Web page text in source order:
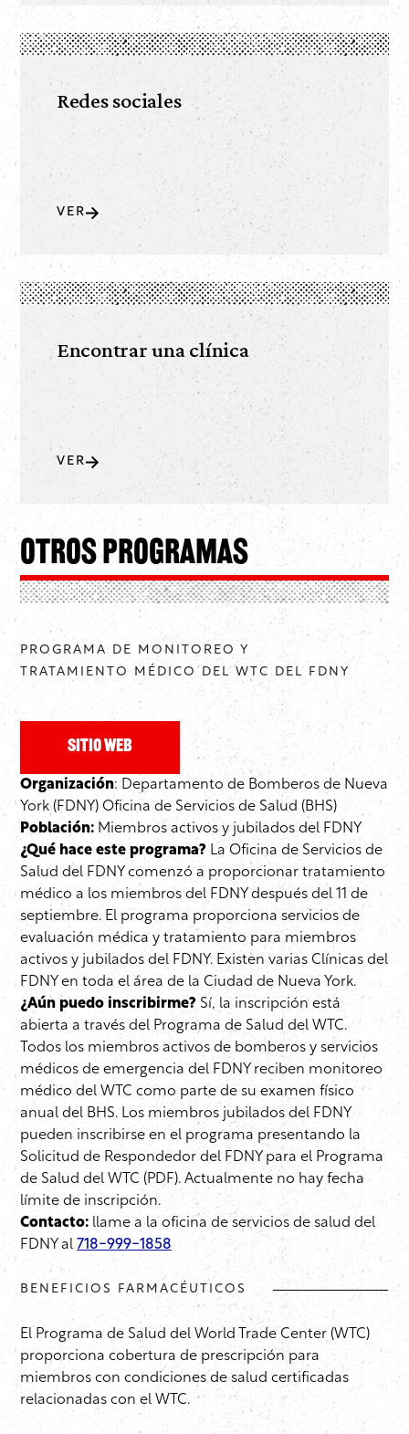
Redes sociales
VER
Encontrar una clínica
VER
Otros programas
PROGRAMA DE MONITOREO Y
TRATAMIENTO MÉDICO DEL WTC DEL FDNY
Sitio web
Organización: Departamento de Bomberos de Nueva
York (FDNY) Oficina de Servicios de Salud (BHS)
Población: Miembros activos y jubilados del FDNY
¿Qué hace este programa? La Oficina de Servicios de
Salud del FDNY comenzó a proporcionar tratamiento
médico a los miembros del FDNY después del 11 de
septiembre. El programa proporciona servicios de
evaluación médica y tratamiento para miembros
activos y jubilados del FDNY. Existen varias Clínicas del
FDNY en toda el área de la Ciudad de Nueva York.
¿Aún puedo inscribirme? Sí, la inscripción está
abierta a través del Programa de Salud del WTC.
Todos los miembros activos de bomberos y servicios
médicos de emergencia del FDNY reciben monitoreo
médico del WTC como parte de su examen físico
anual del BHS. Los miembros jubilados del FDNY
pueden inscribirse en el programa presentando la
Solicitud de Respondedor del FDNY para el Programa
de Salud del WTC (PDF). Actualmente no hay fecha
límite de inscripción.
Contacto: llame a la oficina de servicios de salud del
FDNY al 718-999-1858
BENEFICIOS FARMACÉUTICOS
El Programa de Salud del World Trade Center (WTC)
proporciona cobertura de prescripción para
miembros con condiciones de salud certificadas
relacionadas con el WTC.